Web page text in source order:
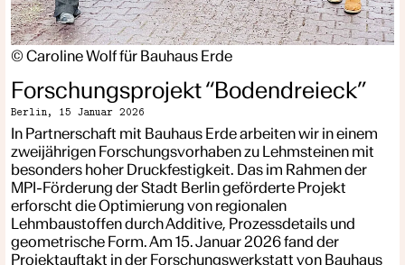
Forschungsprojekt “Bodendreieck”
Berlin, 15 Januar 2026
In Partnerschaft mit Bauhaus Erde arbeiten wir in einem
zweijährigen Forschungsvorhaben zu Lehmsteinen mit
besonders hoher Druckfestigkeit. Das im Rahmen der
MPI-Förderung der Stadt Berlin geförderte Projekt
erforscht die Optimierung von regionalen
Lehmbaustoffen durch Additive, Prozessdetails und
geometrische Form. Am 15. Januar 2026 fand der
Projektauftakt in der Forschungswerkstatt von Bauhaus
© Caroline Wolf für Bauhaus Erde